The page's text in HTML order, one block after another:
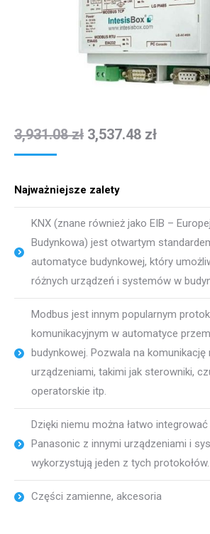
3,931.08zł 3,537.48 zł
Najważniejsze zalety
KNX (znane również jako EIB –
Budynkowa) jest otwartym
automatyce budynkowej, który
różnych urządzeń i systemów w
Modbus jest innym popularnym
komunikacyjnym w automatyce
budynkowej. Pozwala na komunikację
urządzeniami, takimi jak sterowniki,
operatorskie itp.
Dzięki niemu można łatwo
Panasonic z innymi urządzeniami i
wykorzystują jeden z tych protokołów.
Części zamienne, akcesoria